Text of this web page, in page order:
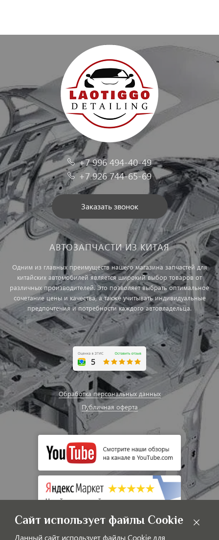
+7 996 494-40-49
+7 926 744-65-69
Заказать звонок
АВТОЗАПЧАСТИ ИЗ КИТАЯ
Одним из главных преимуществ нашего магазина запчастей для
китайских автомобилей является широкий выбор товаров от
различных производителей. Это позволяет выбрать оптимальное
сочетание цены и качества, а также учитывать индивидуальные
предпочтения и потребности каждого автовладельца.
Обработка персональных данных
Публичная оферта
Сайт использует файлы Cookie
Данный сайт использует файлы Cookie для